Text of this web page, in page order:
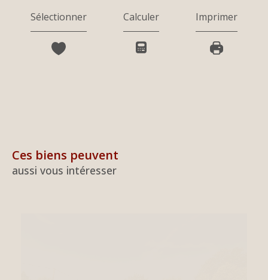
Sélectionner Calculer Imprimer
Ces biens peuvent
aussi vous intéresser